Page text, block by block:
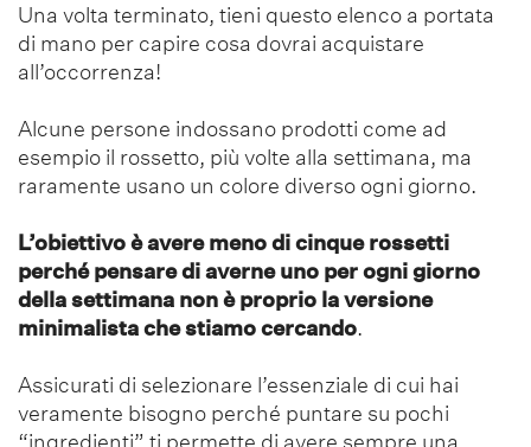
Una volta terminato, tieni questo elenco a portata
di mano per capire cosa dovrai acquistare
all’occorrenza!
Alcune persone indossano prodotti come ad
esempio il rossetto, più volte alla settimana, ma
raramente usano un colore diverso ogni giorno.
L’obiettivo è avere meno di cinque rossetti
perché pensare di averne uno per ogni giorno
della settimana non è proprio la versione
minimalista che stiamo cercando.
Assicurati di selezionare l’essenziale di cui hai
veramente bisogno perché puntare su pochi
“ingredienti” ti permette di avere sempre una